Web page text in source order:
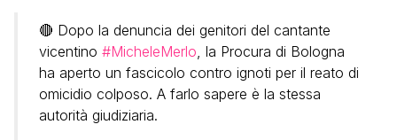
🔴 Dopo la denuncia dei genitori del cantante
vicentino #MicheleMerlo, la Procura di Bologna
ha aperto un fascicolo contro ignoti per il reato di
omicidio colposo. A farlo sapere è la stessa
autorità giudiziaria.